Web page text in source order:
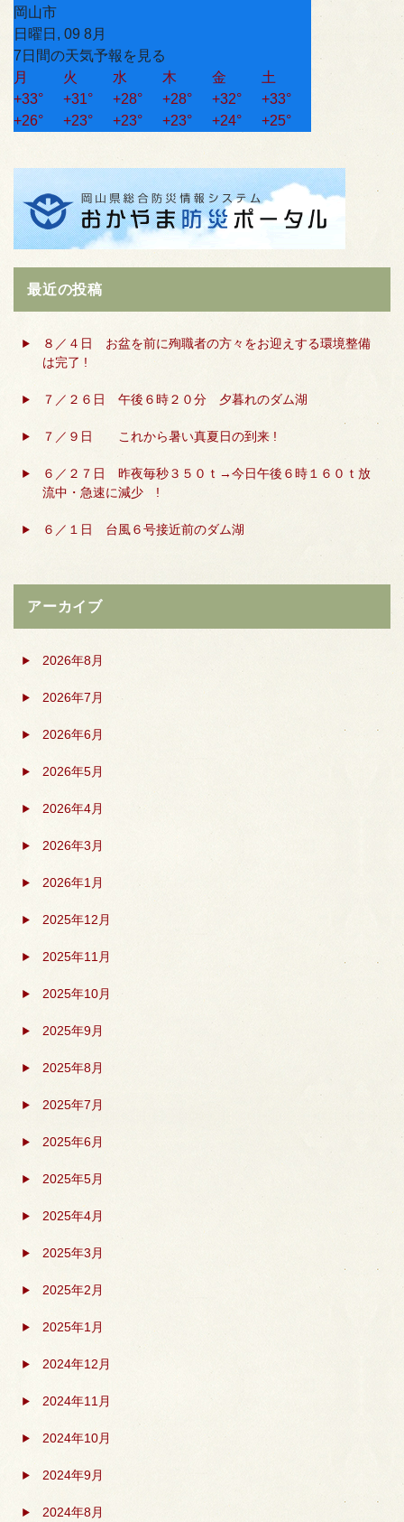
岡山市
日曜日, 09 8月
7日間の天気予報を見る
月
火 水 木 金
土
+33° +31° +28° +28° +32° +33°
+26° +23° +23° +23° +24° +25°
最近の投稿
８／４日 お盆を前に殉職者の方々をお迎えする環境整備
は完了 !
７／２６日 午後６時２０分 夕暮れのダム湖
７／９日 これから暑い真夏日の到来 !
６／２７日 昨夜毎秒３５０ｔ→今日午後６時１６０ｔ放
流中・急速に減少 !
６／１日 台風６号接近前のダム湖
アーカイブ
2026年8月
2026年7月
2026年6月
2026年5月
2026年4月
2026年3月
2026年1月
2025年12月
2025年11月
2025年10月
2025年9月
2025年8月
2025年7月
2025年6月
2025年5月
2025年4月
2025年3月
2025年2月
2025年1月
2024年12月
2024年11月
2024年10月
2024年9月
2024年8月